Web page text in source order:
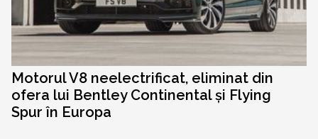
Motorul V8 neelectrificat, eliminat din
ofera lui Bentley Continental și Flying
Spur în Europa